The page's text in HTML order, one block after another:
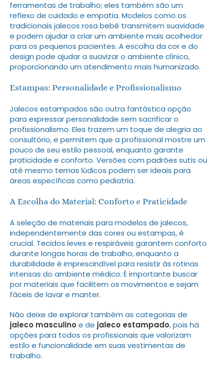
ferramentas de trabalho; eles também são um
reflexo de cuidado e empatia. Modelos como os
tradicionais jalecos rosa bebê transmitem suavidade
e podem ajudar a criar um ambiente mais acolhedor
para os pequenos pacientes. A escolha da cor e do
design pode ajudar a suavizar o ambiente clínico,
proporcionando um atendimento mais humanizado.
Estampas: Personalidade e Profissionalismo
Jalecos estampados são outra fantástica opção
para expressar personalidade sem sacrificar o
profissionalismo. Eles trazem um toque de alegria ao
consultório, e permitem que a profissional mostre um
pouco de seu estilo pessoal, enquanto garante
praticidade e conforto. Versões com padrões sutis ou
até mesmo temas lúdicos podem ser ideais para
áreas específicas como pediatria.
A Escolha do Material: Conforto e Praticidade
A seleção de materiais para modelos de jalecos,
independentemente das cores ou estampas, é
crucial. Tecidos leves e respiráveis garantem conforto
durante longas horas de trabalho, enquanto a
durabilidade é imprescindível para resistir às rotinas
intensas do ambiente médico. É importante buscar
por materiais que facilitem os movimentos e sejam
fáceis de lavar e manter.
Não deixe de explorar também as categorias de
jaleco masculinoe de jaleco estampado, pois há
opções para todos os profissionais que valorizam
estilo e funcionalidade em suas vestimentas de
trabalho.